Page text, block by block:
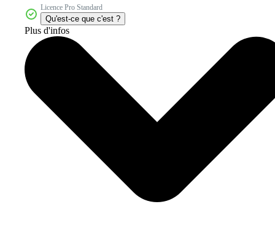
Licence Pro Standard
Qu'est-ce que c'est ?
Plus d'infos